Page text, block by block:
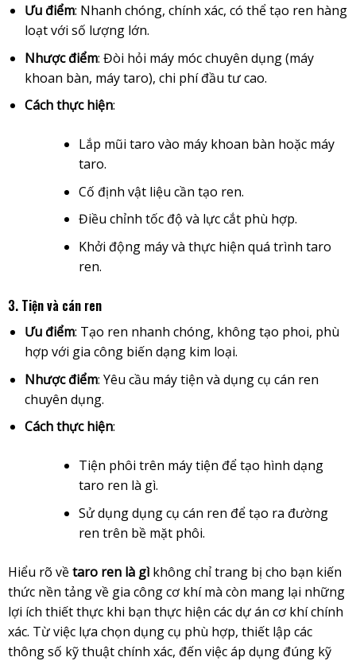
Ưu điểm: Nhanh chóng, chính xác, có thể tạo ren hàng
loạt với số lượng lớn.
Nhược điểm: Đòi hỏi máy móc chuyên dụng (máy
khoan bàn, máy taro), chi phí đầu tư cao.
Cách thực hiện:
Lắp mũi taro vào máy khoan bàn hoặc máy
taro.
Cố định vật liệu cần tạo ren.
Điều chỉnh tốc độ và lực cắt phù hợp.
Khởi động máy và thực hiện quá trình taro
ren.
3. Tiện và cán ren
Ưu điểm: Tạo ren nhanh chóng, không tạo phoi, phù
hợp với gia công biến dạng kim loại.
Nhược điểm: Yêu cầu máy tiện và dụng cụ cán ren
chuyên dụng.
Cách thực hiện:
Tiện phôi trên máy tiện để tạo hình dạng
taro ren là gì.
Sử dụng dụng cụ cán ren để tạo ra đường
ren trên bề mặt phôi.
Hiểu rõ vềtaro ren là gìkhông chỉ trang bị cho bạn kiến
thức nền tảng về gia công cơ khí mà còn mang lại những
lợi ích thiết thực khi bạn thực hiện các dự án cơ khí chính
xác. Từ việc lựa chọn dụng cụ phù hợp, thiết lập các
thông số kỹ thuật chính xác, đến việc áp dụng đúng kỹ